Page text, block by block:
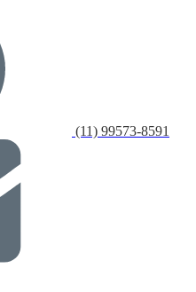
(11) 99573-8591